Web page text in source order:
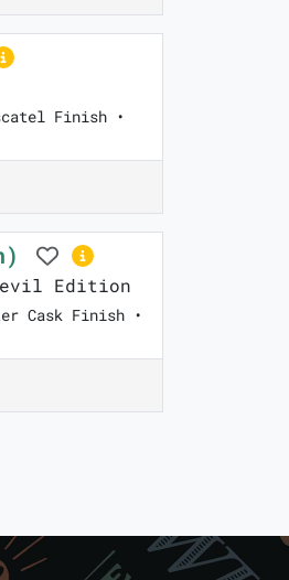
Finish •
Edition
Cask Finish •